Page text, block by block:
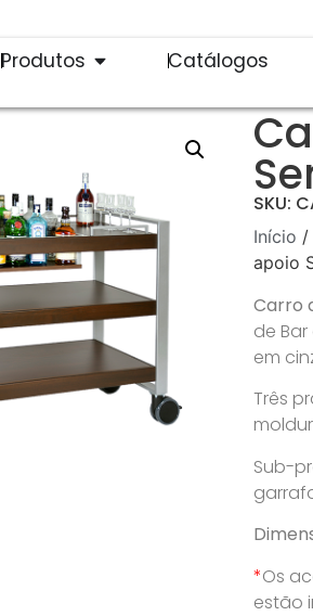
Produtos Catálogos
SKU:
Início /
apoio
Carro
de
em
Três
Sub-
*Os
estão